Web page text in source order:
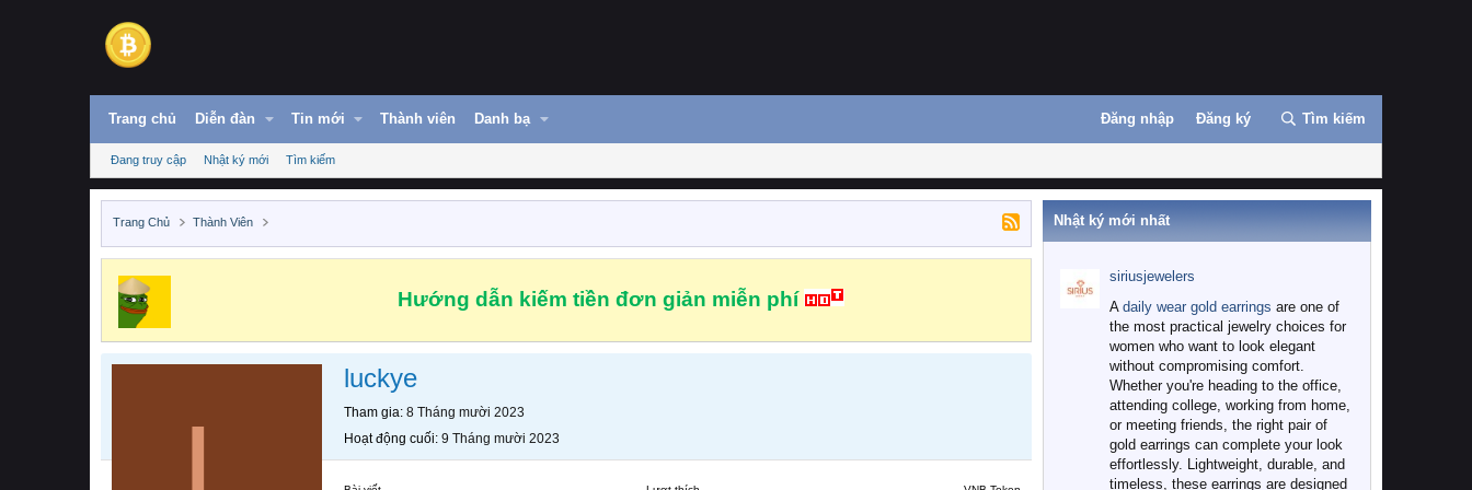
Trang chủ Diễn đàn Tin mới Thành viên Danh bạ Đăng nhập Đăng ký Tìm kiếm
Đang truy cập Nhật ký mới Tìm kiếm
Trang Chủ Thành Viên
Hướng dẫn kiếm tiền đơn giản miễn phí
luckye
Tham gia 8 Tháng mười 2023
Hoạt động cuối 9 Tháng mười 2023
Nhật ký mới nhất
siriusjewelers
A daily wear gold earrings are one of
the most practical jewelry choices for
women who want to look elegant
without compromising comfort.
Whether you're heading to the office,
attending college, working from home,
or meeting friends, the right pair of
gold earrings can complete your look
effortlessly. Lightweight, durable, and
timeless, these earrings are designed